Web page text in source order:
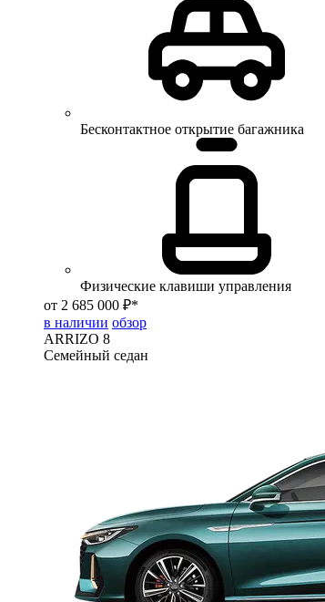
Бесконтактное открытие багажника
Физические клавиши управления
от 2 685 000 ₽*
в наличии обзор
ARRIZO 8
Семейный седан